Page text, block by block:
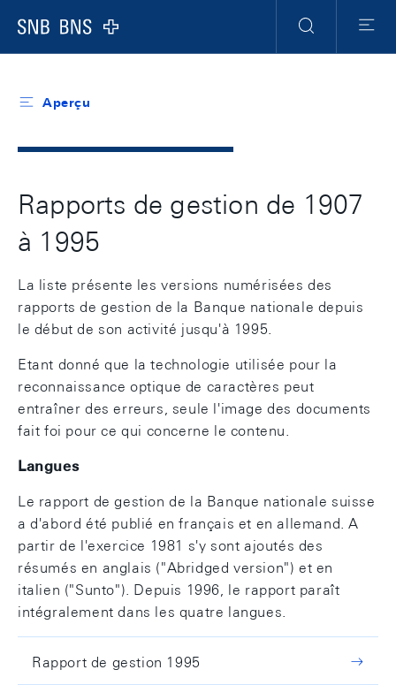
Logo
Navigation
RechercheMenu
Aperçu
Rapports de gestion de 1907
à 1995
La liste présente les versions numérisées des
rapports de gestion de la Banque nationale depuis
le début de son activité jusqu'à 1995.
Etant donné que la technologie utilisée pour la
reconnaissance optique de caractères peut
entraîner des erreurs, seule l'image des documents
fait foi pour ce qui concerne le contenu.
Langues
Le rapport de gestion de la Banque nationale suisse
a d'abord été publié en français et en allemand. A
partir de l'exercice 1981 s'y sont ajoutés des
résumés en anglais ("Abridged version") et en
italien ("Sunto"). Depuis 1996, le rapport paraît
intégralement dans les quatre langues.
Rapport de gestion 1995